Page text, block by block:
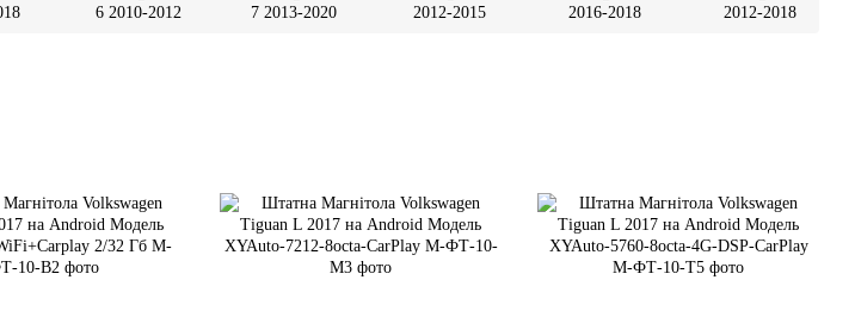
6 2010-2012
7 2013-2020
2012-2015
2016-2018
2012-2018